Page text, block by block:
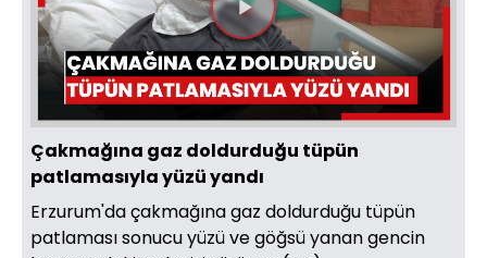
Videoyu
Oynat
Çakmağına gaz doldurduğu tüpün
patlamasıyla yüzü yandı
Erzurum'da çakmağına gaz doldurduğu tüpün
patlaması sonucu yüzü ve göğsü yanan gencin